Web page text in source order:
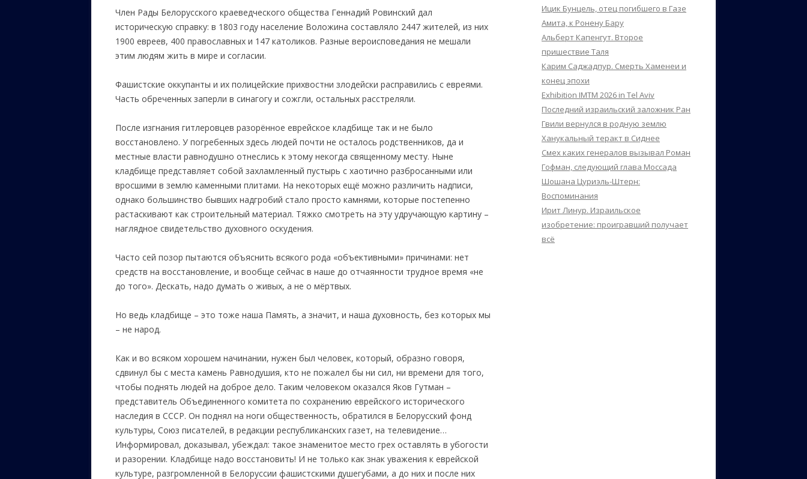
Член Рады Белорусского краеведческого общества Геннадий Ровинский дал
историческую справку: в 1803 году население Воложина составляло 2447 жителей, из них
1900 евреев, 400 православных и 147 католиков. Разные вероисповедания не мешали
этим людям жить в мире и согласии.
Фашистские оккупанты и их полицейские прихвостни злодейски расправились с евреями.
Часть обреченных заперли в синагогу и сожгли, остальных расстреляли.
После изгнания гитлеровцев разорённое еврейское кладбище так и не было
восстановлено. У погребенных здесь людей почти не осталось родственников, да и
местные власти равнодушно отнеслись к этому некогда священному месту. Ныне
кладбище представляет собой захламленный пустырь с хаотично разбросанными или
вросшими в землю каменными плитами. На некоторых ещё можно различить надписи,
однако большинство бывших надгробий стало просто камнями, которые постепенно
растаскивают как строительный материал. Тяжко смотреть на эту удручающую картину –
наглядное свидетельство духовного оскудения.
Часто сей позор пытаются объяснить всякого рода «объективными» причинами: нет
средств на восстановление, и вообще сейчас в наше до отчаянности трудное время «не
до того». Дескать, надо думать о живых, а не о мёртвых.
Но ведь кладбище – это тоже наша Память, а значит, и наша духовность, без которых мы
– не народ.
Как и во всяком хорошем начинании, нужен был человек, который, образно говоря,
сдвинул бы с места камень Равнодушия, кто не пожалел бы ни сил, ни времени для того,
чтобы поднять людей на доброе дело. Таким человеком оказался Яков Гутман –
представитель Объединенного комитета по сохранению еврейского исторического
наследия в СССР. Он поднял на ноги общественность, обратился в Белорусский фонд
культуры, Союз писателей, в редакции республиканских газет, на телевидение…
Информировал, доказывал, убеждал: такое знаменитое место грех оставлять в убогости
и разорении. Кладбище надо восстановить! И не только как знак уважения к еврейской
культуре, разгромленной в Белоруссии фашистскими душегубами, а до них и после них
Ицик Бунцель, отец погибшего в Газе
Амита, к Ронену Бару
Альберт Капенгут. Второе
пришествие Таля
Карим Саджадпур. Смерть Хаменеи и
конец эпохи
Exhibition IMTM 2026 in Tel Aviv
Последний израильский заложник Ран
Гвили вернулся в родную землю
Ханукальный теракт в Сиднее
Смех каких генералов вызывал Роман
Гофман, следующий глава Моссада
Шошана Цуриэль-Штерн:
Воспоминания
Ирит Линур. Израильское
изобретение: проигравший получает
всё